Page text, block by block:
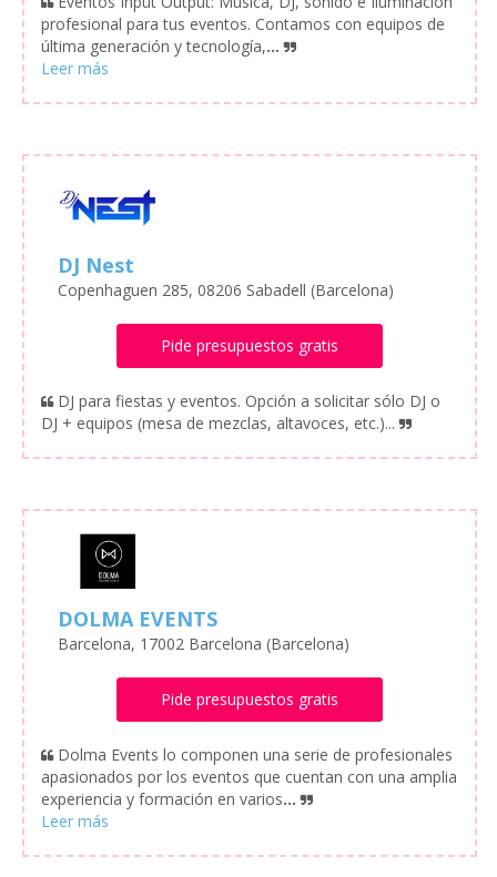
profesional para tus eventos. Contamos con equipos de
última generación y tecnología,...
DJ Nest
Copenhaguen 285, 08206 Sabadell (Barcelona)
Pide presupuestos gratis
DJ para fiestas y eventos. Opción a solicitar sólo DJ o
DJ + equipos (mesa de mezclas, altavoces, etc.)...
DOLMA EVENTS
Barcelona, 17002 Barcelona (Barcelona)
Pide presupuestos gratis
Dolma Events lo componen una serie de profesionales
apasionados por los eventos que cuentan con una amplia
experiencia y formación en varios...